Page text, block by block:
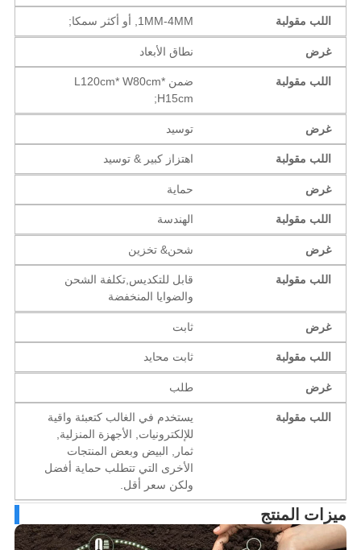
اللب مقولبة 1MM-4MM, أو أكثر سمكا;
نطاق الأبعاد
اللب مقولبة
ضمن L120cm* W80cm*
H15cm;
اللب مقولبة اهتزاز كبير & توسيد
اللب مقولبة الهندسة
شحن& تخزين
اللب مقولبة
قابل للتكديس,تكلفة الشحن
والضوايا المنخفضة
اللب مقولبة ثابت محايد
اللب مقولبة
يستخدم في الغالب كتعبئة واقية
للإلكترونيات, الأجهزة المنزلية,
ثمار, البيض وبعض المنتجات
الأخرى التي تتطلب حماية أفضل
ولكن سعر أقل.
المنتج